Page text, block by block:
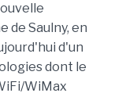
de Saulny, en
d'un
dont le
WiMax